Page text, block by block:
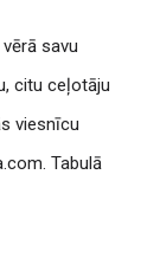
savu
citu ceļotāju
viesnīcu
Tabulā